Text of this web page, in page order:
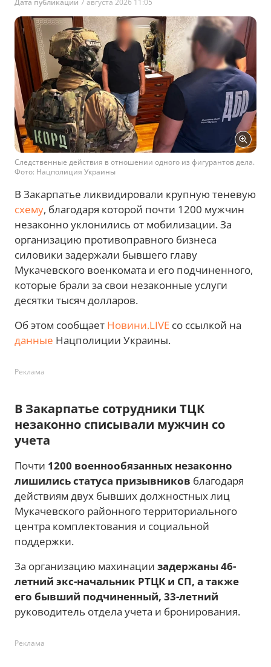
Следственные действия в отношении одного из фигурантов дела.
Фото: Нацполиция Украины
В Закарпатье ликвидировали крупную теневую
схему, благодаря которой почти 1200 мужчин
незаконно уклонились от мобилизации. За
организацию противоправного бизнеса
силовики задержали бывшего главу
Мукачевского военкомата и его подчиненного,
которые брали за свои незаконные услуги
десятки тысяч долларов.
Об этом сообщает Новини.LIVE со ссылкой на
данные Нацполиции Украины.
Реклама
В Закарпатье сотрудники ТЦК
незаконно списывали мужчин со
учета
Почти 1200 военнообязанных незаконно
лишились статуса призывников благодаря
действиям двух бывших должностных лиц
Мукачевского районного территориального
центра комплектования и социальной
поддержки.
За организацию махинации задержаны 46-
летний экс-начальник РТЦК и СП, а также
его бывший подчиненный, 33-летний
руководитель отдела учета и бронирования.
Реклама